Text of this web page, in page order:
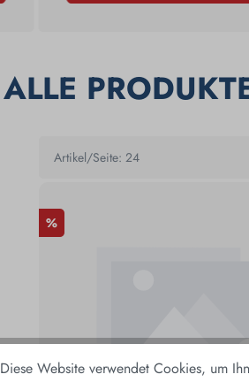
ALLE
%
Diese Website verwendet Cookies, um